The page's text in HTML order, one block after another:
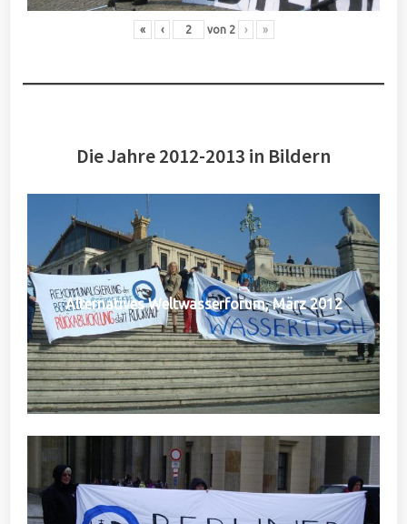
« ‹ von 2 › »
Die Jahre 2012-2013 in Bildern
Alternatives Weltwasserforum, März 2012